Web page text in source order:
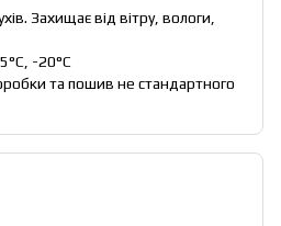
Захищає від вітру, вологи,
-20°С
та пошив не стандартного